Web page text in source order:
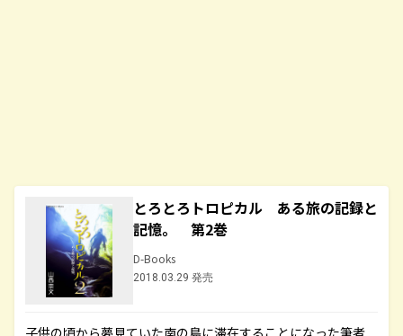
とろとろトロピカル ある旅の記録と
記憶。 第2巻
D-Books
2018.03.29 発売
子供の頃から夢見ていた南の島に滞在することになった筆者